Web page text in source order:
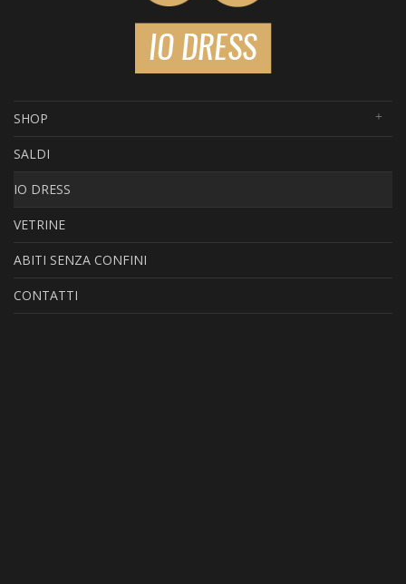
SHOP
SALDI
IO DRESS
VETRINE
ABITI SENZA CONFINI
CONTATTI